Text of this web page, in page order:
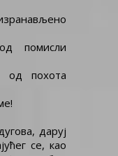
помисли
од похота
даруј
се, као